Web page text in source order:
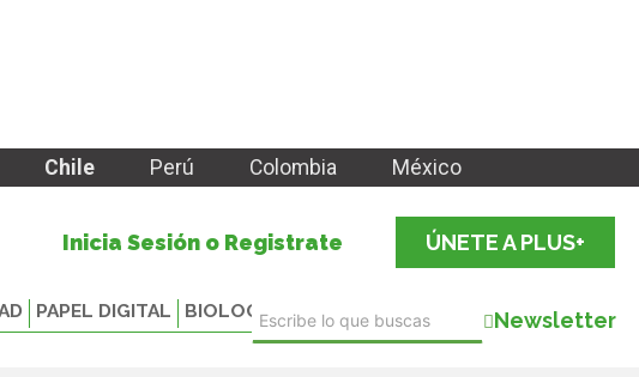
Chile Perú Colombia México
Inicia Sesión o Registrate ÚNETE A PLUS+
PAPEL DIGITAL BIOLOGICALS Newsletter